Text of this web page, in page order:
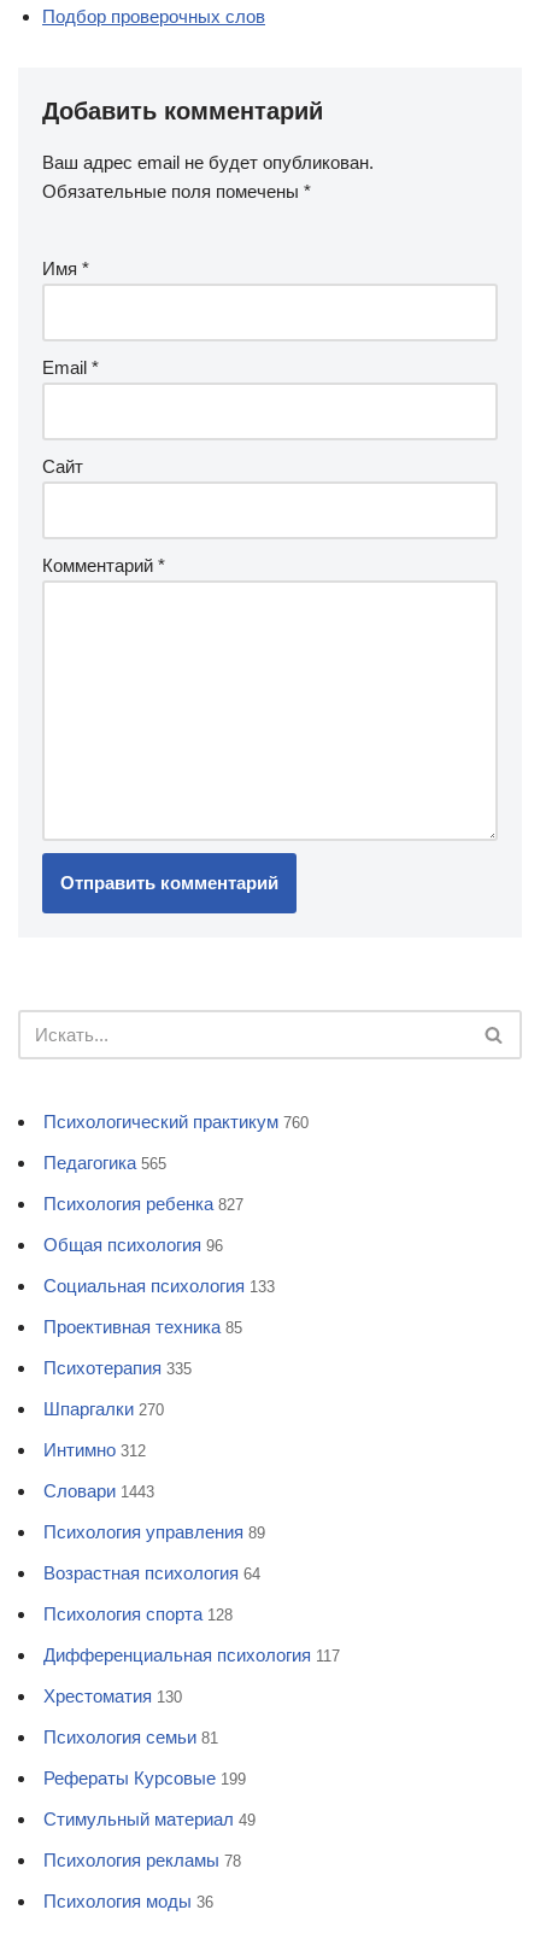
Подбор проверочных слов
Добавить комментарий
Ваш адрес email не будет опубликован.
Обязательные поля помечены *
Имя *
Email *
Сайт
Комментарий *
Психологический практикум 760
Педагогика 565
Психология ребенка 827
Общая психология 96
Социальная психология 133
Проективная техника 85
Психотерапия 335
Шпаргалки 270
Интимно 312
Словари 1443
Психология управления 89
Возрастная психология 64
Психология спорта 128
Дифференциальная психология 117
Хрестоматия 130
Психология семьи 81
Рефераты Курсовые 199
Стимульный материал 49
Психология рекламы 78
Психология моды 36